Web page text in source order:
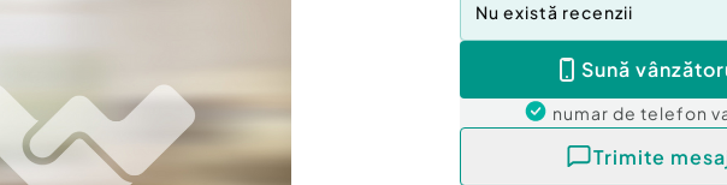
Nu există recenzii
Sună
numar de telefon
Trimite